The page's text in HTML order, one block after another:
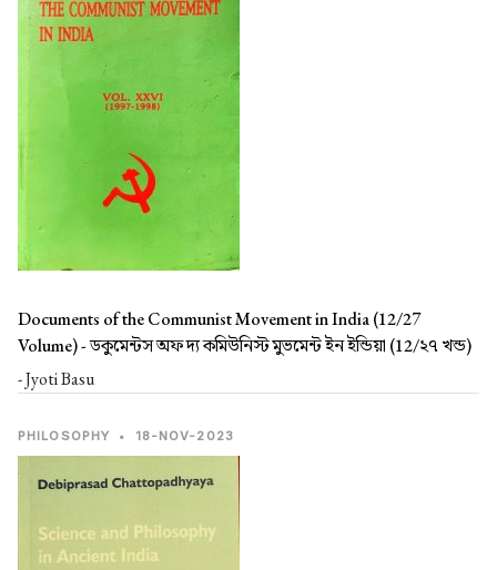
Documents of the Communist Movement in India (12/27
Volume) -ডকুমেন্টস অফ দ্য কমিউনিস্ট মুভমেন্ট ইন ইন্ডিয়া (12/২৭ খন্ড)
- Jyoti Basu
PHILOSOPHY • 18-NOV-2023